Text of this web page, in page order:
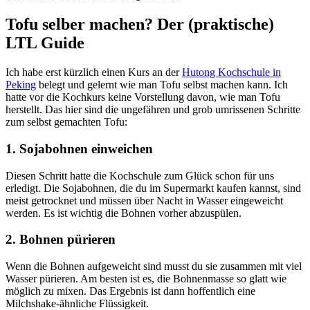
Tofu selber machen? Der (praktische)
LTL Guide
Ich habe erst kürzlich einen Kurs an derHutong Kochschule in
Peking belegt und gelernt wie man Tofu selbst machen kann. Ich
hatte vor die Kochkurs keine Vorstellung davon, wie man Tofu
herstellt. Das hier sind die ungefähren und grob umrissenen Schritte
zum selbst gemachten Tofu:
1. Sojabohnen einweichen
Diesen Schritt hatte die Kochschule zum Glück schon für uns
erledigt. Die Sojabohnen, die du im Supermarkt kaufen kannst, sind
meist getrocknet und müssen über Nacht in Wasser eingeweicht
werden. Es ist wichtig die Bohnen vorher abzuspülen.
2. Bohnen pürieren
Wenn die Bohnen aufgeweicht sind musst du sie zusammen mit viel
Wasser pürieren. Am besten ist es, die Bohnenmasse so glatt wie
möglich zu mixen. Das Ergebnis ist dann hoffentlich eine
Milchshake-ähnliche Flüssigkeit.